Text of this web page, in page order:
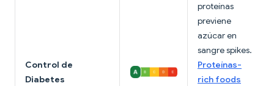
Control de
Diabetes
proteínas
previene
azúcar en
sangre spikes.
Proteínas-
rich foods